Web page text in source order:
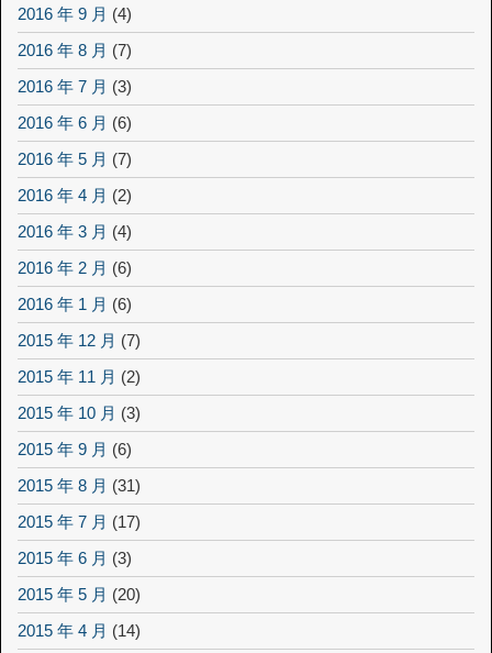
2016 年 9 月 (4)
2016 年 8 月 (7)
2016 年 7 月 (3)
2016 年 6 月 (6)
2016 年 5 月 (7)
2016 年 4 月 (2)
2016 年 3 月 (4)
2016 年 2 月 (6)
2016 年 1 月 (6)
2015 年 12 月 (7)
2015 年 11 月 (2)
2015 年 10 月 (3)
2015 年 9 月 (6)
2015 年 8 月 (31)
2015 年 7 月 (17)
2015 年 6 月 (3)
2015 年 5 月 (20)
2015 年 4 月 (14)